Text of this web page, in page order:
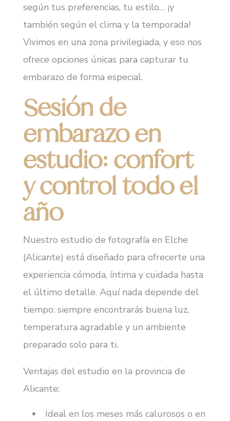
según tus preferencias, tu estilo… ¡y
también según el clima y la temporada!
Vivimos en una zona privilegiada, y eso nos
ofrece opciones únicas para capturar tu
embarazo de forma especial.
Sesión de
embarazo en
estudio: confort
y control todo el
año
Nuestro estudio de fotografía en Elche
(Alicante) está diseñado para ofrecerte una
experiencia cómoda, íntima y cuidada hasta
el último detalle. Aquí nada depende del
tiempo: siempre encontrarás buena luz,
temperatura agradable y un ambiente
preparado solo para ti.
Ventajas del estudio en la provincia de
Alicante:
Ideal en los meses más calurosos o en